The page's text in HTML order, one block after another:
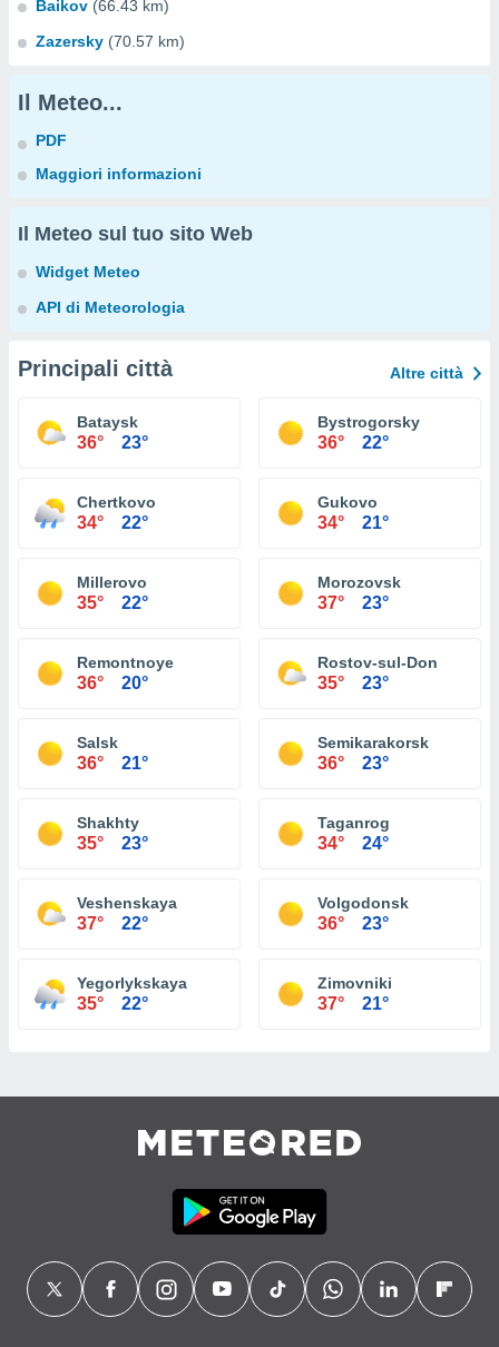
Baikov (66.43 km)
Zazersky (70.57 km)
Il Meteo...
PDF
Maggiori informazioni
Il Meteo sul tuo sito Web
Widget Meteo
API di Meteorologia
Principali città Altre città
Bataysk
36° 23°
Bystrogorsky
36° 22°
Chertkovo
34° 22°
Gukovo
34° 21°
Millerovo
35° 22°
Morozovsk
37° 23°
Remontnoye
36° 20°
Rostov-sul-Don
35° 23°
Salsk
36° 21°
Semikarakorsk
36° 23°
Shakhty
35° 23°
Taganrog
34° 24°
Veshenskaya
37° 22°
Volgodonsk
36° 23°
Yegorlykskaya
35° 22°
Zimovniki
37° 21°